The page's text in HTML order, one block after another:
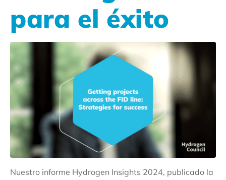
para el éxito
Nuestro informe Hydrogen Insights 2024, publicado la